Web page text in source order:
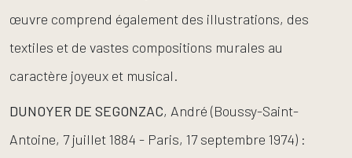
œuvre comprend également des illustrations, des
textiles et de vastes compositions murales au
caractère joyeux et musical.
DUNOYER DE SEGONZAC, André (Boussy-Saint-
Antoine, 7 juillet 1884 - Paris, 17 septembre 1974) :